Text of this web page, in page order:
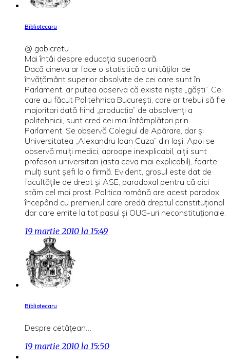
Bibliotecaru
@ gabicretu
Mai întâi despre educaţia superioară.
Dacă cineva ar face o statistică a unităţilor de
învăţământ superior absolvite de cei care sunt în
Parlament, ar putea observa că existe nişte „găşti”. Cei
care au făcut Politehnica Bucureşti, care ar trebui să fie
majoritari dată fiind „producţia” de absolvenţi a
politehnicii, sunt cred cei mai întâmplători prin
Parlament. Se observă Colegiul de Apărare, dar şi
Universitatea „Alexandru Ioan Cuza” din Iaşi. Apoi se
observă mulţi medici, aproape inexplicabil, alţii sunt
profesori universitari (asta ceva mai explicabil), foarte
mulţi sunt şefi la o firmă. Evident, grosul este dat de
facultăţile de drept şi ASE, paradoxal pentru că aici
stăm cel mai prost. Politica română are acest paradox,
începând cu premierul care predă dreptul constituţional
dar care emite la tot pasul şi OUG-uri neconstituţionale.
19 martie 2010 la 15:49
Bibliotecaru
Despre cetăţean…
19 martie 2010 la 15:50